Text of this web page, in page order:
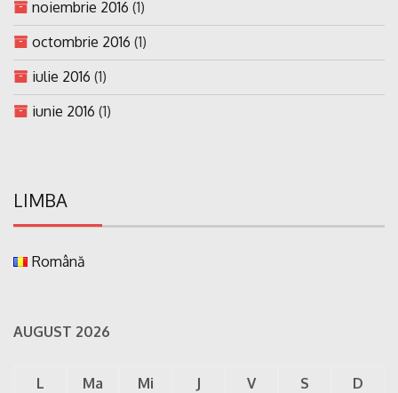
noiembrie 2016 (1)
octombrie 2016 (1)
iulie 2016 (1)
iunie 2016 (1)
LIMBA
Română
AUGUST 2026
L Ma Mi J V S
D